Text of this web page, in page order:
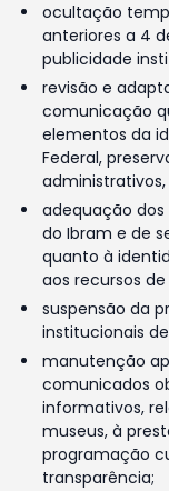
ocultação
anteriores a 4
publicidade
revisão e
comunicação
elementos da
Federal,
adequação
do Ibram e de
quanto à
aos recursos
suspensão da
institucionais
manutenção
comunicados
informativos,
museus, à
programação
transparência;